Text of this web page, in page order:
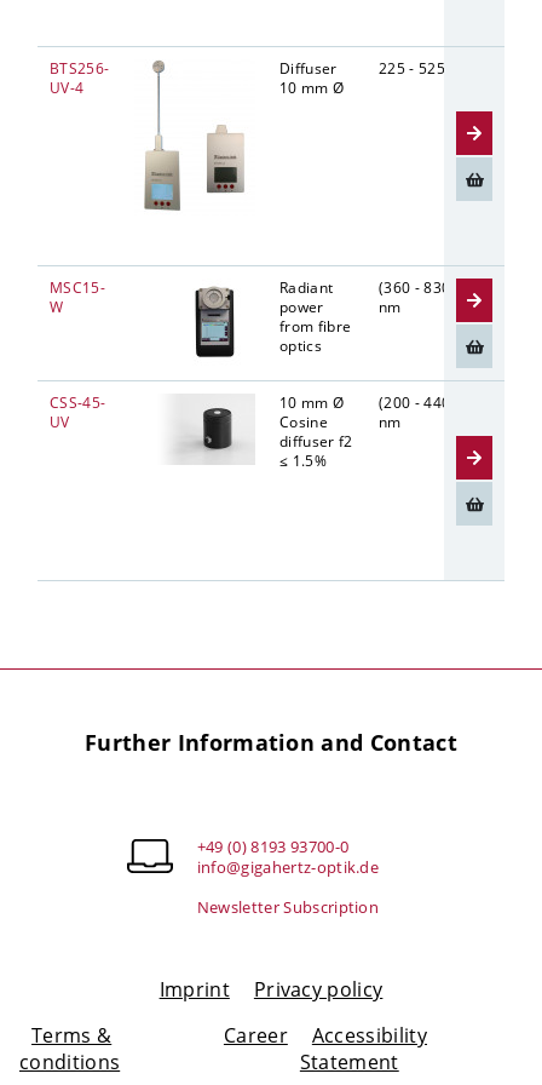
BTS256-
UV-4
Diffuser
10 mm Ø
225 - 525
MSC15-
W
Radiant
power
from fibre
optics
(360 - 830)
nm
CSS-45-
UV
10 mm Ø
Cosine
diffuser f2
≤ 1.5%
(200 - 440)
nm
Further Information and Contact
+49 (0) 8193 93700-0
info@gigahertz-optik.de
Newsletter Subscription
Imprint
Privacy policy
Terms &
conditions
Career
Accessibility
Statement